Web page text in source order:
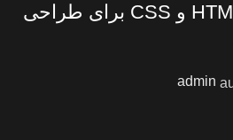
آموزش استفاده از HTML و CSS برای طراحی
admin